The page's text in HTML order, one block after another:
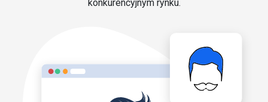
konkurencyjnym rynku.